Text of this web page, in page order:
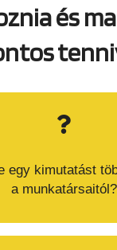
és
egy kimutatást
a munkatársaitól?